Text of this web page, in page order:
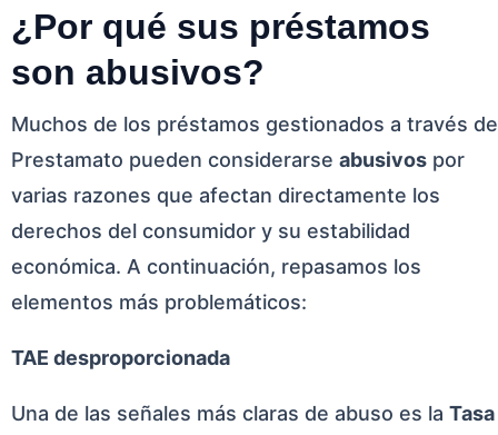
¿Por qué sus préstamos
son abusivos?
Muchos de los préstamos gestionados a través de
Prestamato pueden considerarse abusivos por
varias razones que afectan directamente los
derechos del consumidor y su estabilidad
económica. A continuación, repasamos los
elementos más problemáticos:
TAE desproporcionada
Una de las señales más claras de abuso es la Tasa